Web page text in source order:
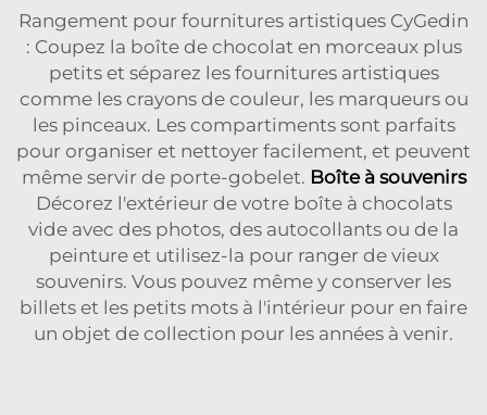
Rangement pour fournitures artistiques CyGedin
: Coupez la boîte de chocolat en morceaux plus
petits et séparez les fournitures artistiques
comme les crayons de couleur, les marqueurs ou
les pinceaux. Les compartiments sont parfaits
pour organiser et nettoyer facilement, et peuvent
même servir de porte-gobelet. Boîte à souvenirs
Décorez l'extérieur de votre boîte à chocolats
vide avec des photos, des autocollants ou de la
peinture et utilisez-la pour ranger de vieux
souvenirs. Vous pouvez même y conserver les
billets et les petits mots à l'intérieur pour en faire
un objet de collection pour les années à venir.